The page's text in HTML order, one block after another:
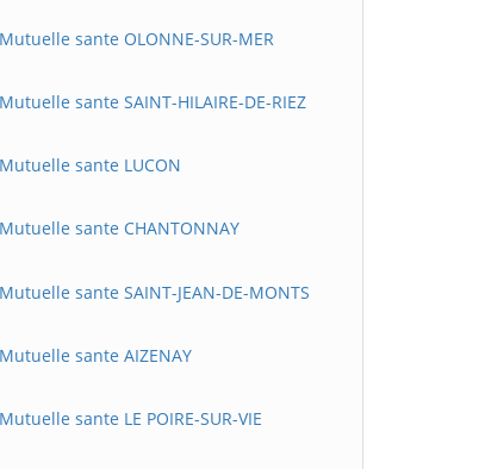
Mutuelle sante OLONNE-SUR-MER
Mutuelle sante SAINT-HILAIRE-DE-RIEZ
Mutuelle sante LUCON
Mutuelle sante CHANTONNAY
Mutuelle sante SAINT-JEAN-DE-MONTS
Mutuelle sante AIZENAY
Mutuelle sante LE POIRE-SUR-VIE